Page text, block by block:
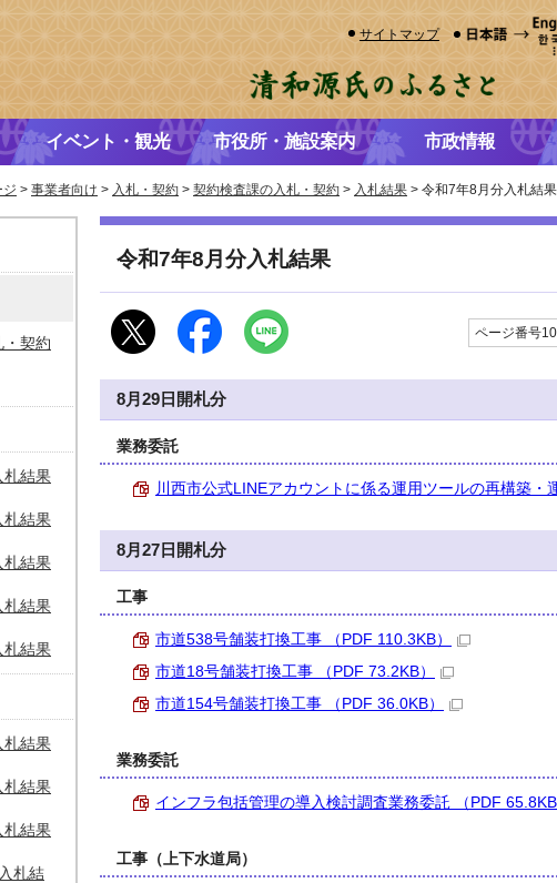
サイトマップ
イベント・観光 市役所・施設案内 市政情報
ジ > 事業者向け > 入札・契約 > 契約検査課の入札・契約 > 入札結果 > 令和7年8月分入札結果
令和7年8月分入札結果
ページ番号
8月29日開札分
業務委託
川西市公式LINEアカウントに係る運用ツールの再構築・
8月27日開札分
工事
市道538号舗装打換工事 （PDF 110.3KB）
市道18号舗装打換工事 （PDF 73.2KB）
市道154号舗装打換工事 （PDF 36.0KB）
業務委託
インフラ包括管理の導入検討調査業務委託 （PDF 65.8KB
工事（上下水道局）
・契約
札結果
札結果
札結果
札結果
札結果
札結果
札結果
札結果
札結